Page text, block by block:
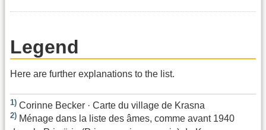
Legend
Here are further explanations to the list.
1) Corinne Becker · Carte du village de Krasna
2) Ménage dans la liste des âmes, comme avant 1940